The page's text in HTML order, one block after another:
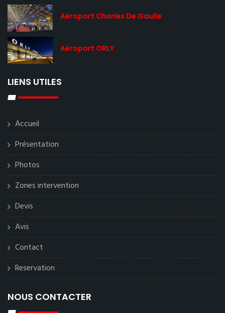
Aéroport Charles De Gaulle
Aéroport ORLY
LIENS UTILES
Accueil
Présentation
Photos
Zones intervention
Devis
Avis
Contact
Reservation
NOUS CONTACTER